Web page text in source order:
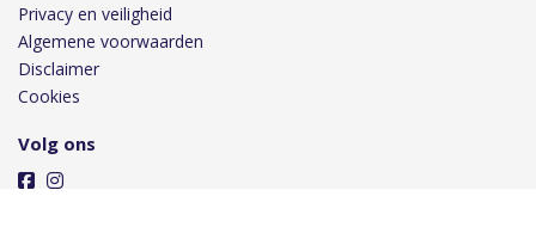
Privacy en veiligheid
Algemene voorwaarden
Disclaimer
Cookies
Volg ons